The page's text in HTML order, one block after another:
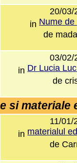
20/03/
inNume
de
03/02/
in
de
si materiale
11/01/
in
de